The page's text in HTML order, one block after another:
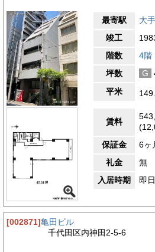
最寄駅 大
竣工
階数
4階
坪数
G
平米
賃料
保証金
6ヶ
礼金
無
入居時期
即日
[002871]亀田ビル
千代田区内神田2-5-6